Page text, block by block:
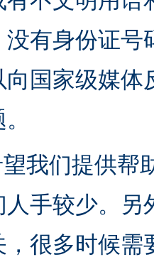
有身份证
国家级媒
我们提供帮
人手较少。
很多时候